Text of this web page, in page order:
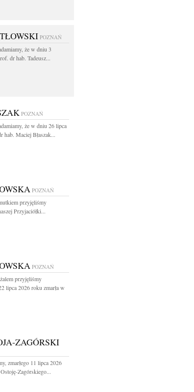
POZNAŃ
że w dniu 3
dr hab. Tadeusz...
POZNAŃ
że w dniu 26 lipca
hab. Maciej Błaszak...
POZNAŃ
przyjęliśmy
Przyjaciółki...
POZNAŃ
przyjęliśmy
lipca 2026 roku zmarła w
ZAGÓRSKI
zmarłego 11 lipca 2026
Zagórskiego...